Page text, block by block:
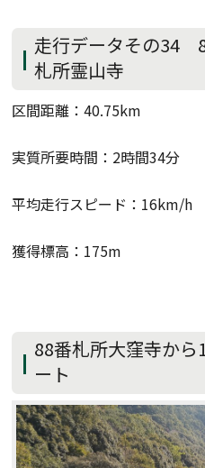
走行データその34
札所霊山寺
区間距離：40.75km
実質所要時間：2時間34分
平均走行スピード：16km/h
獲得標高：175m
88番札所大窪寺か
ート